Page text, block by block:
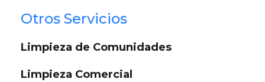
Otros Servicios
Limpieza de Comunidades
Limpieza Comercial